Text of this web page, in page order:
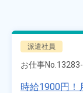
派遣社員
お仕事No.
時給1900円！